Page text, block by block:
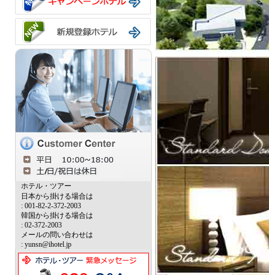
ホテル・ツアー
日本から掛ける場合は
: 001-82-2-372-2003
韓国から掛ける場合は
: 02-372-2003
メールの問い合わせは
: yunsn@ihotel.jp